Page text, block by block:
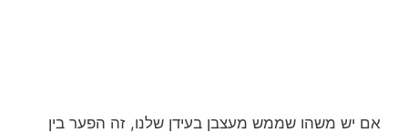
אם יש משהו שממש מעצבן בעידן שלנו, זה הפער בין